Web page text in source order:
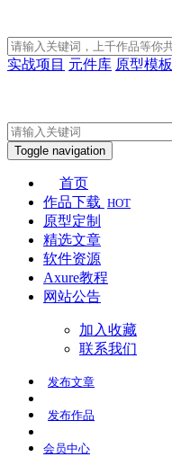
实战项目 元件库 原型模板
Toggle navigation
首页
作品下载 HOT
原型定制
精选文章
软件资源
Axure教程
网站公告
加入收藏
联系我们
发布文章
发布作品
会员中心